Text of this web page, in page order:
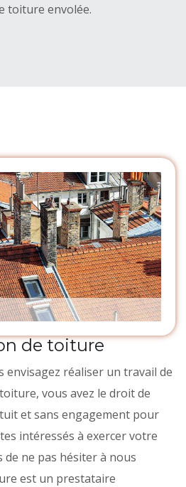
toiture envolée.
de toiture
envisagez réaliser un travail de
vous avez le droit de
et sans engagement pour
intéressés à exercer votre
ne pas hésiter à nous
est un prestataire